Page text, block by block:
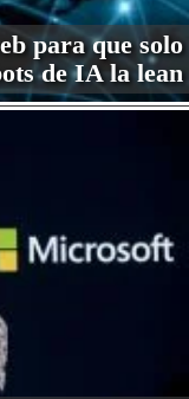
para que solo
de IA la lean